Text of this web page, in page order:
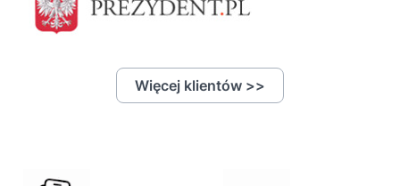
Więcej klientów >>